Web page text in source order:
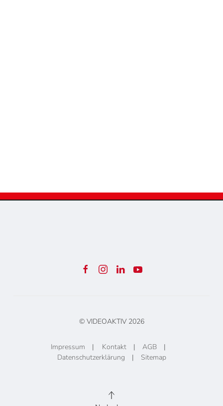
© VIDEOAKTIV 2026
Impressum | Kontakt| AGB|
Datenschutzerklärung | Sitemap